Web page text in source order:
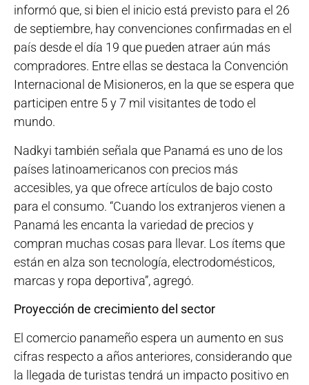
informó que, si bien el inicio está previsto para el 26
de septiembre, hay convenciones confirmadas en el
país desde el día 19 que pueden atraer aún más
compradores. Entre ellas se destaca la Convención
Internacional de Misioneros, en la que se espera que
participen entre 5 y 7 mil visitantes de todo el
mundo.
Nadkyi también señala que Panamá es uno de los
países latinoamericanos con precios más
accesibles, ya que ofrece artículos de bajo costo
para el consumo. “Cuando los extranjeros vienen a
Panamá les encanta la variedad de precios y
compran muchas cosas para llevar. Los ítems que
están en alza son tecnología, electrodomésticos,
marcas y ropa deportiva”, agregó.
Proyección de crecimiento del sector
El comercio panameño espera un aumento en sus
cifras respecto a años anteriores, considerando que
la llegada de turistas tendrá un impacto positivo en